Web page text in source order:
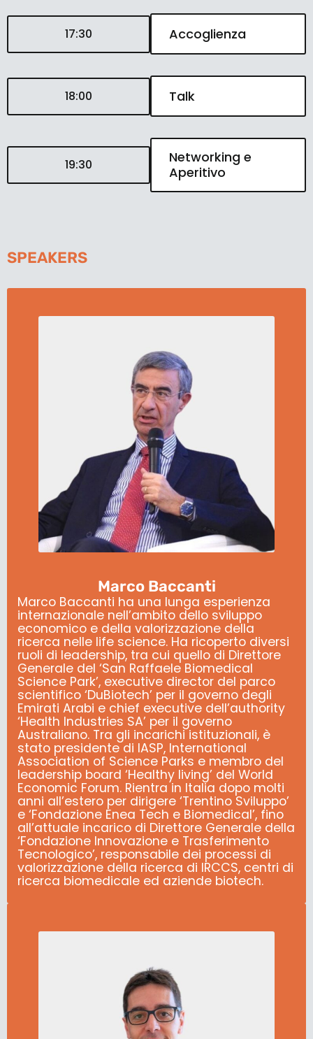
17:30 Accoglienza
18:00 Talk
19:30
Networking e
Aperitivo
SPEAKERS
Marco Baccanti
Marco Baccanti ha una lunga esperienza
internazionale nell’ambito dello sviluppo
economico e della valorizzazione della
ricerca nelle life science. Ha ricoperto diversi
ruoli di leadership, tra cui quello di Direttore
Generale del ‘San Raffaele Biomedical
Science Park’, executive director del parco
scientifico ‘DuBiotech’ per il governo degli
Emirati Arabi e chief executive dell’authority
‘Health Industries SA’ per il governo
Australiano. Tra gli incarichi istituzionali, è
stato presidente di IASP, International
Association of Science Parks e membro del
leadership board ‘Healthy living’ del World
Economic Forum. Rientra in Italia dopo molti
anni all’estero per dirigere ‘Trentino Sviluppo’
e ‘Fondazione Enea Tech e Biomedical’, fino
all’attuale incarico di Direttore Generale della
‘Fondazione Innovazione e Trasferimento
Tecnologico’, responsabile dei processi di
valorizzazione della ricerca di IRCCS, centri di
ricerca biomedicale ed aziende biotech.